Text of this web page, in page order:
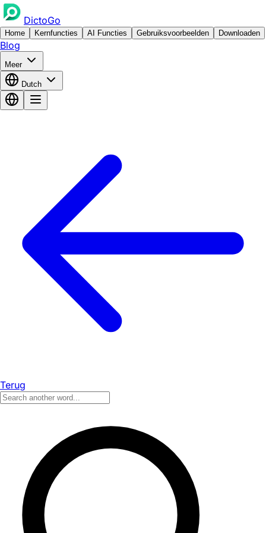
DictoGo
Home Kernfuncties AI Functies Gebruiksvoorbeelden Downloaden
Blog
Meer
Dutch
Terug